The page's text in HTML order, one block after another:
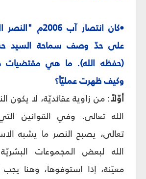
•كان انتصار آب
على حدّ وصف سماحة السيد
(حفظه الله). ما هي مقتضيات
وكيف ظهرت عمليّاً؟
أوّلاً: من زاوية عقائديّة، لا يكون
الله تعالى. وفي القوانين
تعالى، يصبح النصر ما يشبه
الله لبعض المجموعات
معيّنة، إذا استوفوها، وهنا